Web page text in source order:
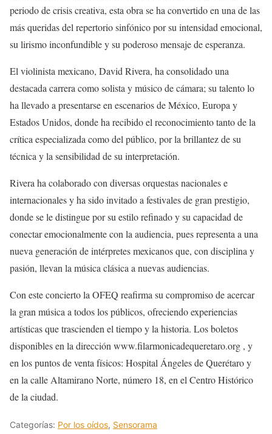
periodo de crisis creativa, esta obra se ha convertido en una de las
más queridas del repertorio sinfónico por su intensidad emocional,
su lirismo inconfundible y su poderoso mensaje de esperanza.
El violinista mexicano, David Rivera, ha consolidado una
destacada carrera como solista y músico de cámara; su talento lo
ha llevado a presentarse en escenarios de México, Europa y
Estados Unidos, donde ha recibido el reconocimiento tanto de la
crítica especializada como del público, por la brillantez de su
técnica y la sensibilidad de su interpretación.
Rivera ha colaborado con diversas orquestas nacionales e
internacionales y ha sido invitado a festivales de gran prestigio,
donde se le distingue por su estilo refinado y su capacidad de
conectar emocionalmente con la audiencia, pues representa a una
nueva generación de intérpretes mexicanos que, con disciplina y
pasión, llevan la música clásica a nuevas audiencias.
Con este concierto la OFEQ reafirma su compromiso de acercar
la gran música a todos los públicos, ofreciendo experiencias
artísticas que trascienden el tiempo y la historia. Los boletos
disponibles en la dirección www.filarmonicadequeretaro.org , y
en los puntos de venta físicos: Hospital Ángeles de Querétaro y
en la calle Altamirano Norte, número 18, en el Centro Histórico
de la ciudad.
Categorías: Por los oídos, Sensorama